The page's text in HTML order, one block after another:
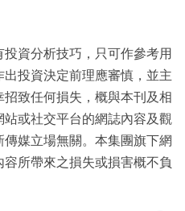
資分析技巧，只可作參考用
投資決定前理應審慎，並主
致任何損失，概與本刊及相
或社交平台的網誌內容及觀
媒立場無關。本集團旗下網
所帶來之損失或損害概不負